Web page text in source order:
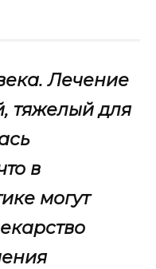
Лечение
тяжелый для
в
могут